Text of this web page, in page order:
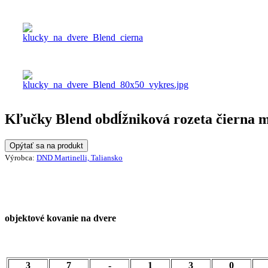
Kľučky Blend obdĺžniková rozeta čierna
Opýtať sa na produkt
Výrobca: DND Martinelli, Taliansko
objektové kovanie na dvere
3 7 - 1 3 0